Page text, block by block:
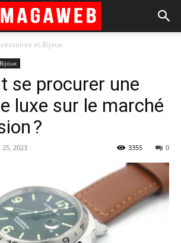
et Bijoux
se procurer une
luxe sur le marché
?
25, 2023 0
3355